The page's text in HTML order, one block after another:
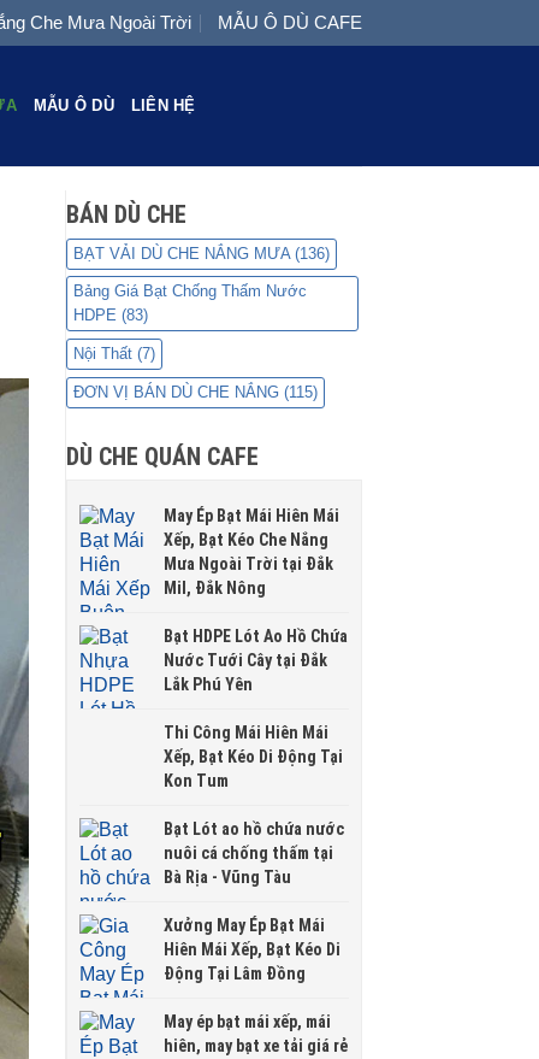
Che Mưa Ngoài Trời MẪU Ô DÙ CAFE
MẪU Ô DÙ LIÊN HỆ
BÁN DÙ CHE
BẠT VẢI DÙ CHE NẮNG MƯA(136)
Bảng Giá Bạt Chống Thấm Nước
HDPE (83)
Nội Thất(7)
ĐƠN VỊ BÁN DÙ CHE NẮNG(115)
DÙ CHE QUÁN CAFE
May Ép Bạt Mái Hiên Mái
Xếp, Bạt Kéo Che Nắng
Mưa Ngoài Trời tại Đắk
Mil, Đắk Nông
Bạt HDPE Lót Ao Hồ Chứa
Nước Tưới Cây tại Đắk
Lắk Phú Yên
Thi Công Mái Hiên Mái
Xếp, Bạt Kéo Di Động Tại
Kon Tum
Bạt Lót ao hồ chứa nước
nuôi cá chống thấm tại
Bà Rịa - Vũng Tàu
Xưởng May Ép Bạt Mái
Hiên Mái Xếp, Bạt Kéo Di
Động Tại Lâm Đồng
May ép bạt mái xếp, mái
hiên, may bạt xe tải giá rẻ